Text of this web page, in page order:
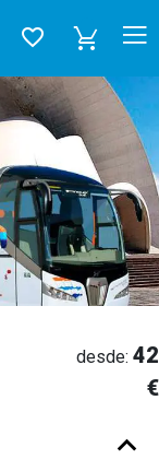
desde: 42
€